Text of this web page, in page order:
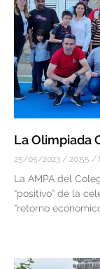
La Olimpiada
25/05/2023 20:55
La AMPA del
“positivo” de la
“retorno